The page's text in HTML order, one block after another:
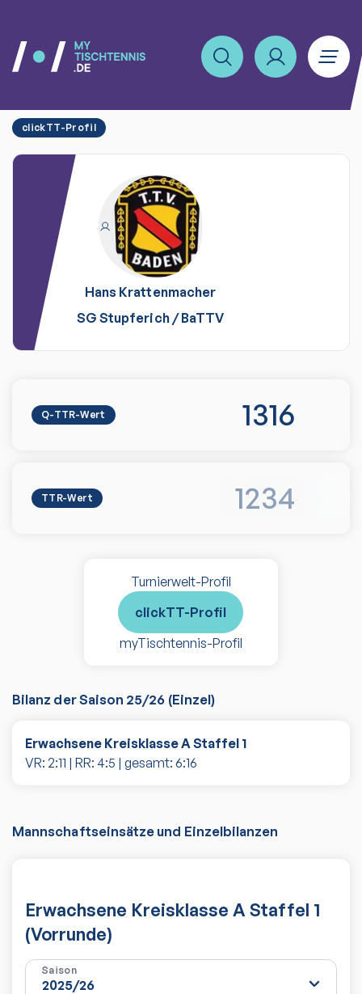
clickTT-Profil
Hans Krattenmacher
SG Stupferich/BaTTV
Q-TTR-Wert 1316
TTR-Wert 1234
Turnierwelt-Profil
clickTT-Profil
myTischtennis-Profil
Bilanz der Saison 25/26 (Einzel)
Erwachsene Kreisklasse A Staffel 1
VR: 2:11 | RR: 4:5 | gesamt: 6:16
Mannschaftseinsätze und Einzelbilanzen
Erwachsene Kreisklasse A Staffel 1
(Vorrunde)
Saison